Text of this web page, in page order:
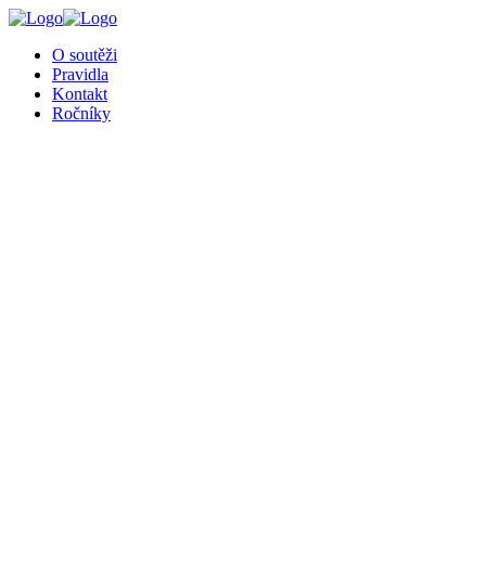
O soutěži
Pravidla
Kontakt
Ročníky